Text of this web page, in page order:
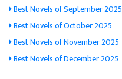
Best Novels of September 2025
Best Novels of October 2025
Best Novels of November 2025
Best Novels of December 2025